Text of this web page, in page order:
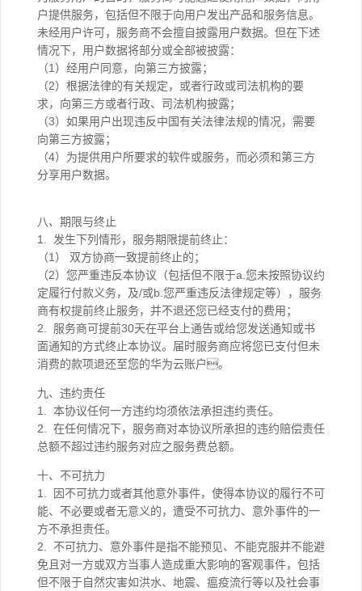
户提供服务，包括但不限于向用户发出产品和服务信息。
未经用户许可，服务商不会擅自披露用户数据。但在下述
情况下，用户数据将部分或全部被披露：
（1）经用户同意，向第三方披露；
（2）根据法律的有关规定，或者行政或司法机构的要
求，向第三方或者行政、司法机构披露；
（3）如果用户出现违反中国有关法律法规的情况，需要
向第三方披露；
（4）为提供用户所要求的软件或服务，而必须和第三方
分享用户数据。
八、期限与终止
1. 发生下列情形，服务期限提前终止：
（1） 双方协商一致提前终止的；
（2）您严重违反本协议（包括但不限于a.您未按照协议约
定履行付款义务，及/或b.您严重违反法律规定等），服务
商有权提前终止服务，并不退还您已经支付的费用；
2. 服务商可提前30天在平台上通告或给您发送通知或书
面通知的方式终止本协议。届时服务商应将您已支付但未
消费的款项退还至您的华为云账户。
九、违约责任
1. 本协议任何一方违约均须依法承担违约责任。
2. 在任何情况下，服务商对本协议所承担的违约赔偿责任
总额不超过违约服务对应之服务费总额。
十、不可抗力
1. 因不可抗力或者其他意外事件，使得本协议的履行不可
能、不必要或者无意义的，遭受不可抗力、意外事件的一
方不承担责任。
2. 不可抗力、意外事件是指不能预见、不能克服并不能避
免且对一方或双方当事人造成重大影响的客观事件，包括
但不限于自然灾害如洪水、地震、瘟疫流行等以及社会事